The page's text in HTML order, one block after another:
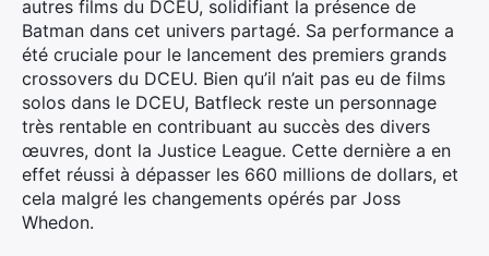
autres films du DCEU, solidifiant la présence de
Batman dans cet univers partagé. Sa performance a
été cruciale pour le lancement des premiers grands
crossovers du DCEU. Bien qu’il n’ait pas eu de films
solos dans le DCEU, Batfleck reste un personnage
très rentable en contribuant au succès des divers
œuvres, dont la Justice League. Cette dernière a en
effet réussi à dépasser les 660 millions de dollars, et
cela malgré les changements opérés par Joss
Whedon.